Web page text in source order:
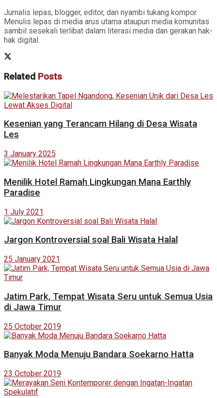
Jurnalis lepas, blogger, editor, dan nyambi tukang kompor.
Menulis lepas di media arus utama ataupun media komunitas
sambil sesekali terlibat dalam literasi media dan gerakan hak-
hak digital.
Related Posts
Kesenian yang Terancam Hilang di Desa Wisata
Les
3 January 2025
Menilik Hotel Ramah Lingkungan Mana Earthly
Paradise
1 July 2021
Jargon Kontroversial soal Bali Wisata Halal
25 January 2021
Jatim Park, Tempat Wisata Seru untuk Semua Usia
di Jawa Timur
25 October 2019
Banyak Moda Menuju Bandara Soekarno Hatta
23 October 2019